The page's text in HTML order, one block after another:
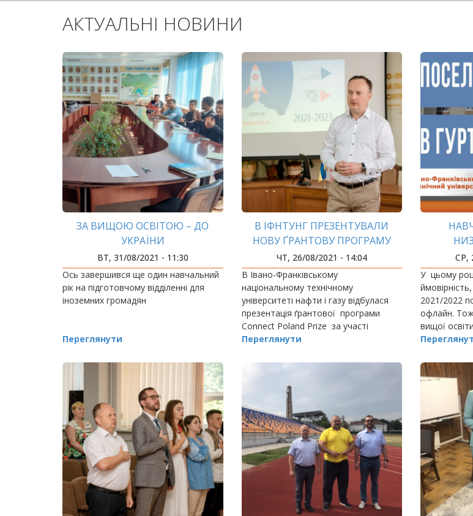
АКТУАЛЬНІ НОВИНИ
ЗА ВИЩОЮ ОСВІТОЮ – ДО
УКРАЇНИ
ВТ, 31/08/2021 - 11:30
Ось завершився ще один навчальний
рік на підготовчому відділенні для
іноземних громадян
Переглянути
В ІФНТУНГ ПРЕЗЕНТУВАЛИ
НОВУ ҐРАНТОВУ ПРОГРАМУ
ЧТ, 26/08/2021 - 14:04
В Івано-Франківському
національному технічному
університеті нафти і газу відбулася
презентація ґрантової програми
Connect Poland Prize за участі
директора управління неінвестіційніх
проектного
Переглянути
СР,
У цьому
2021/2022
офлайн. Тож
вищої